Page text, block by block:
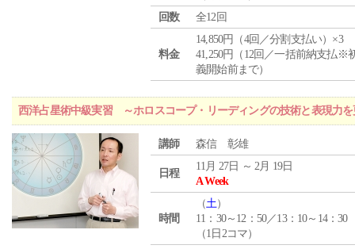
回数
全12回
料金
14,850円（4回／分割支払い）×3
41,250円（12回／一括前納支払※
義開始前まで）
西洋占星術中級実習 ～ホロスコープ・リーディングの技術と表現力
講師 森信 彰雄
日程
11月 27日 ～ 2月 19日
A Week
時間
（土）
11：30～12：50／13：10～14：30
（1日2コマ）